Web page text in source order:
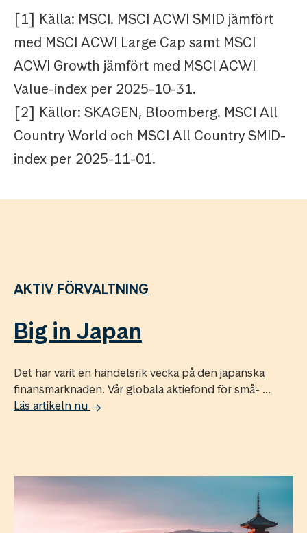
[1] Källa: MSCI. MSCI ACWI SMID jämfört
med MSCI ACWI Large Cap samt MSCI
ACWI Growth jämfört med MSCI ACWI
Value-index per 2025-10-31.
[2] Källor: SKAGEN, Bloomberg. MSCI All
Country World och MSCI All Country SMID-
index per 2025-11-01.
AKTIV FÖRVALTNING
Big in Japan
Det har varit en händelsrik vecka på den japanska
finansmarknaden. Vår globala aktiefond för små- ...
Läs artikeln nu